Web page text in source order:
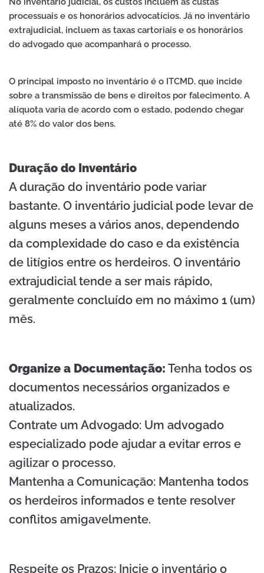
processuais e os honorários advocatícios. Já no inventário
extrajudicial, incluem as taxas cartoriais e os honorários
do advogado que acompanhará o processo.
O principal imposto no inventário é o ITCMD, que incide
sobre a transmissão de bens e direitos por falecimento. A
alíquota varia de acordo com o estado, podendo chegar
até 8% do valor dos bens.
Duração do Inventário
A duração do inventário pode variar
bastante. O inventário judicial pode levar de
alguns meses a vários anos, dependendo
da complexidade do caso e da existência
de litígios entre os herdeiros. O inventário
extrajudicial tende a ser mais rápido,
geralmente concluído em no máximo 1 (um)
mês.
Organize a Documentação: Tenha todos os
documentos necessários organizados e
atualizados.
Contrate um Advogado: Um advogado
especializado pode ajudar a evitar erros e
agilizar o processo.
Mantenha a Comunicação: Mantenha todos
os herdeiros informados e tente resolver
conflitos amigavelmente.
Respeite os Prazos: Inicie o inventário o